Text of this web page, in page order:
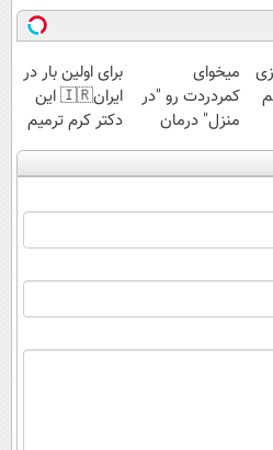
میخوای
کمردردت رو "در
منزل" درمان
کنی؟ (◂فیلم +
برای اولین بار در
ایران🇮🇷 این
دکتر کرم ترمیم
کننده 23 روزه